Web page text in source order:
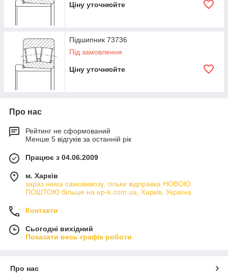
Ціну уточнюйте
Підшипник 73736
Під замовлення
Ціну уточнюйте
Про нас
Рейтинг не сформований
Менше 5 відгуків за останній рік
Працює з 04.06.2009
м. Харків
зараз нема самовивозу, тільки відправка НОВОЮ
ПОШТОЮ більше на ep-k.com.ua, Харків, Україна
Контакти
Сьогодні вихідний
Показати весь графік роботи
Про нас